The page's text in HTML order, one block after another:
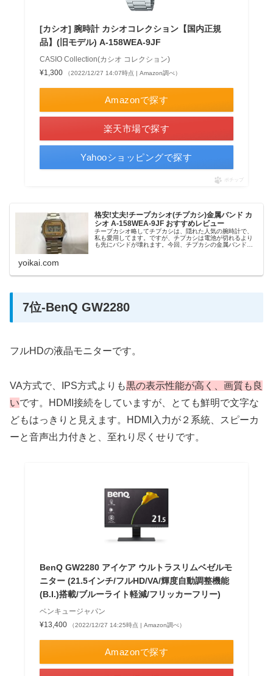
[カシオ] 腕時計 カシオコレクション【国内正規
品】(旧モデル) A-158WEA-9JF
CASIO Collection(カシオ コレクション)
¥1,300
（2022/12/27 14:07時点 | Amazon調べ）
Amazonで探す
楽天市場で探す
Yahooショッピングで探す
ポチップ
格安!丈夫!チープカシオ(チプカシ)金属バンド カ
シオ A-158WEA-9JF おすすめレビュー
チープカシオ略してチプカシは、隠れた人気の腕時計で、
私も愛用してます。ですが、チプカシは電池が切れるより
も先にバンドが壊れます。今回、チプカシの金属バンドモ
yoikai.com
7位-BenQ GW2280
フルHDの液晶モニターです。
VA方式で、IPS方式よりも黒の表示性能が高く、画質も良
いです。HDMI接続をしていますが、とても鮮明で文字な
どもはっきりと見えます。HDMI入力が２系統、スピーカ
ーと音声出力付きと、至れり尽くせりです。
BenQ GW2280 アイケア ウルトラスリムベゼルモ
ニター (21.5インチ/フルHD/VA/輝度自動調整機能
(B.I.)搭載/ブルーライト軽減/フリッカーフリー)
ベンキュージャパン
¥13,400
（2022/12/27 14:25時点 | Amazon調べ）
Amazonで探す